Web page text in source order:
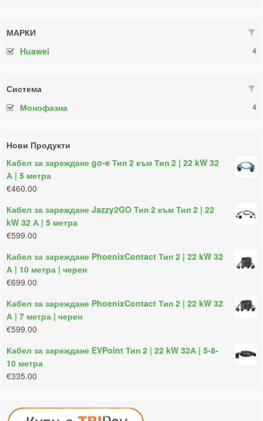
МАРКИ
Huawei
4
Система
Монофазна
4
Нови Продукти
Кабел за зареждане go-e Тип 2 към Тип 2 | 22 kW 32
А | 5 метра
€460.00
Кабел за зареждане Jazzy2GO Тип 2 към Тип 2 | 22
kW 32 А | 5 метра
€599.00
Кабел за зареждане PhoenixContact Тип 2 | 22 kW 32
А | 10 метра | черен
€699.00
Кабел за зареждане PhoenixContact Тип 2 | 22 kW 32
А | 7 метра | черен
€599.00
Кабел за зареждане EVPoint Тип 2 | 22 kW 32А | 5-8-
10 метра
€335.00